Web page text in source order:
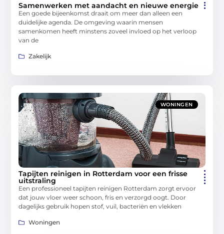
Samenwerken met aandacht en nieuwe energie
Een goede bijeenkomst draait om meer dan alleen een
duidelijke agenda. De omgeving waarin mensen
samenkomen heeft minstens zoveel invloed op het verloop
van de
Zakelijk
WONINGEN
Tapijten reinigen in Rotterdam voor een frisse
uitstraling
Een professioneel tapijten reinigen Rotterdam zorgt ervoor
dat jouw vloer weer schoon, fris en verzorgd oogt. Door
dagelijks gebruik hopen stof, vuil, bacteriën en vlekken
Woningen